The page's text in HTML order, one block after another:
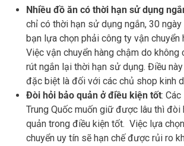
Nhiều đồ ăn có thời hạn sử dụng
chỉ có thời hạn sử dụng ngắn, 30 ngày
bạn lựa chọn phải công ty vận chuyển
Việc vận chuyển hàng chậm do không
rút ngắn lại thời hạn sử dụng. Điều
đặc biệt là đối với các chủ shop kinh
Đòi hỏi bảo quản ở điều kiện tốt:
Trung Quốc muốn giữ được lâu thì
quản trong điều kiện tốt. Việc lựa
chuyển uy tín sẽ hạn chế được rủi ro